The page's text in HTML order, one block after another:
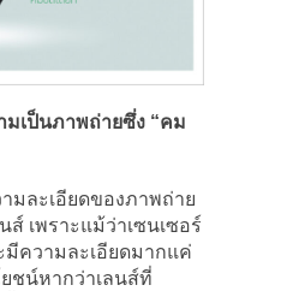
มเป็นภาพถ่ายซึ่ง “คม
มละเอียดของภาพถ่าย
เพราะแม้ว่าเซนเซอร์
ความละเอียดมากแค่
ชน์หากว่าเลนส์ที่